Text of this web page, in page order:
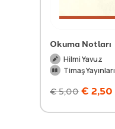
Okuma Notları
Hilmi Yavuz
Timaş Yayınları
€5,00 € 2,50